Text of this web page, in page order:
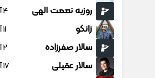
روزبه نعمت الهی 4 آهنگ
زانکو 11 آهنگ
سالار صفرزاده 2 آهنگ
سالار عقیلی 17 آهنگ